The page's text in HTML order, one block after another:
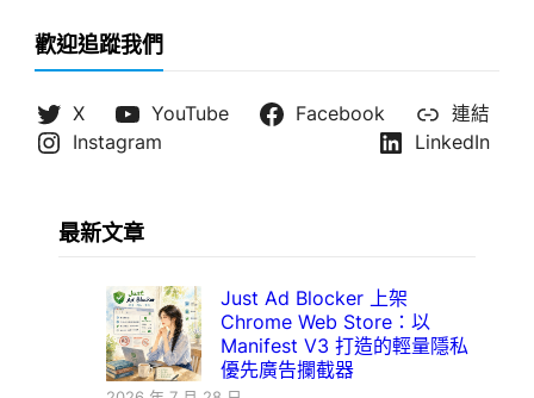
歡迎追蹤我們
X YouTube Facebook
連結
Instagram
LinkedIn
最新文章
Just Ad Blocker 上架
Chrome Web Store：以
Manifest V3 打造的輕量隱私
優先廣告攔截器